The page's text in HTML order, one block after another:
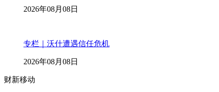
2026年08月08日
专栏｜沃什遭遇信任危机
2026年08月08日
财新移动